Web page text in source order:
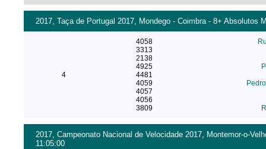
2017, Taça de Portugal 2017, Mondego - Coimbra - 8+ Absolutos
4
4058
3313
2138
4925
4481
4059
4057
4056
3809
2017, Campeonato Nacional de Velocidade 2017, Montemor-o-
11:05:00